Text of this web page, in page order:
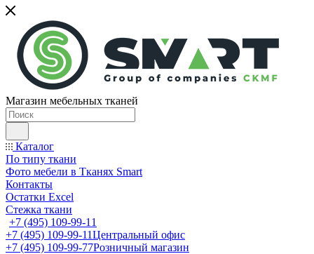
Магазин мебельных тканей
Каталог
По типу ткани
Фото мебели в Тканях Smart
Контакты
Остатки Excel
Стежка ткани
+7 (495) 109-99-11
+7 (495) 109-99-11Центральный офис
+7 (495) 109-99-77Розничный магазин